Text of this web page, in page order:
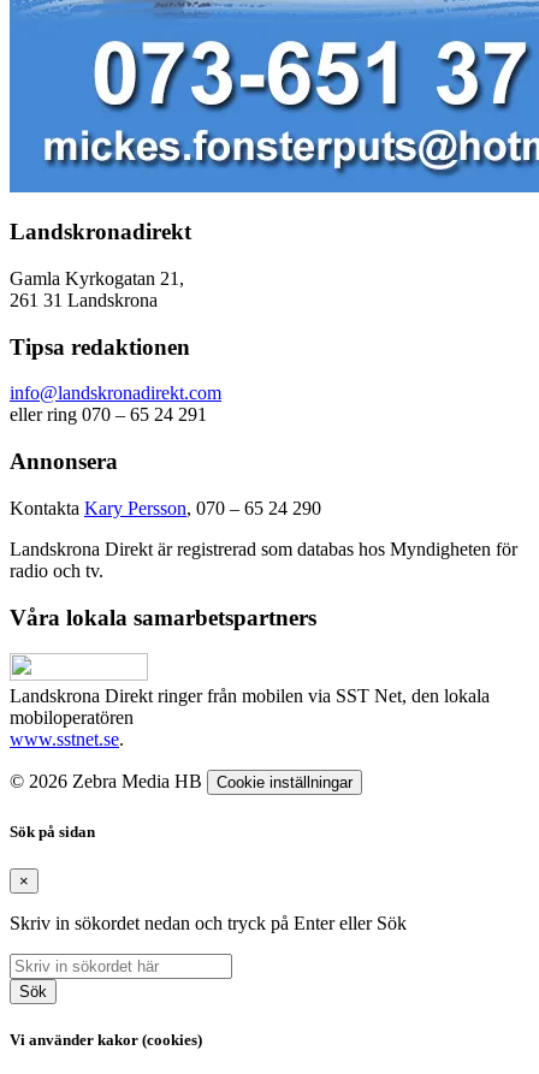
Landskronadirekt
Gamla Kyrkogatan 21,
261 31 Landskrona
Tipsa redaktionen
info@landskronadirekt.com
eller ring 070 – 65 24 291
Annonsera
Kontakta Kary Persson, 070 – 65 24 290
Landskrona Direkt är registrerad som databas hos Myndigheten för
radio och tv.
Våra lokala samarbetspartners
Landskrona Direkt ringer från mobilen via SST Net, den lokala
mobiloperatören
www.sstnet.se.
© 2026 Zebra Media HB Cookie inställningar
Sök på sidan
×
Skriv in sökordet nedan och tryck på Enter eller Sök
Sök
Vi använder kakor (cookies)